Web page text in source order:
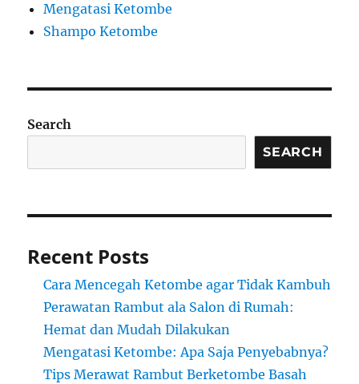
Mengatasi Ketombe
Shampo Ketombe
Search
SEARCH
Recent Posts
Cara Mencegah Ketombe agar Tidak Kambuh
Perawatan Rambut ala Salon di Rumah:
Hemat dan Mudah Dilakukan
Mengatasi Ketombe: Apa Saja Penyebabnya?
Tips Merawat Rambut Berketombe Basah